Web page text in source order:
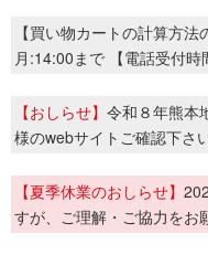
【買い物カートの計算方
月:14:00まで 【電話受付
【おしらせ】 令和８年熊本
様のwebサイトご確認下さい
【夏季休業のおしらせ】
すが、ご理解・ご協力をお